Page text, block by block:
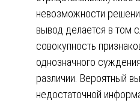
невозможности
вывод делается в том
совокупность
однозначного
различии. Вероятный
недостаточной